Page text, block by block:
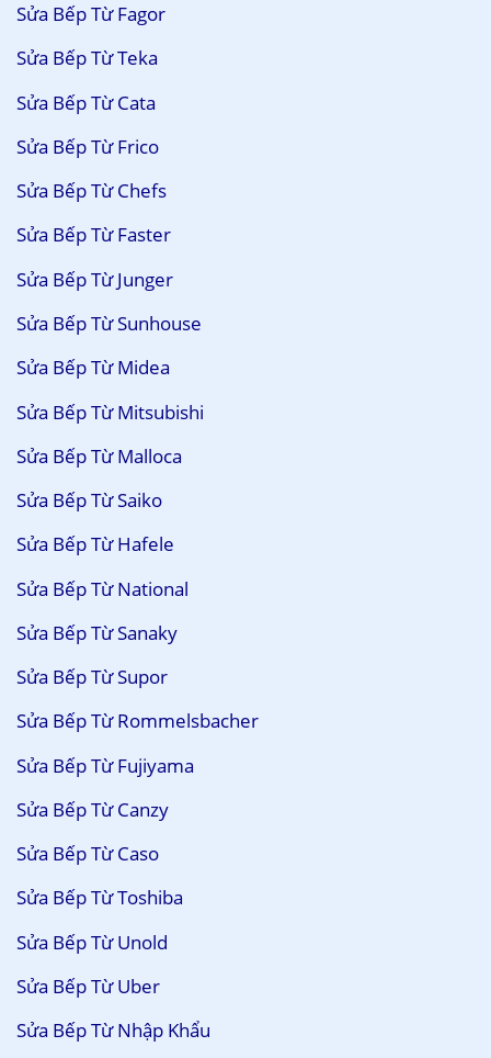
Sửa Bếp Từ Fagor
Sửa Bếp Từ Teka
Sửa Bếp Từ Cata
Sửa Bếp Từ Frico
Sửa Bếp Từ Chefs
Sửa Bếp Từ Faster
Sửa Bếp Từ Junger
Sửa Bếp Từ Sunhouse
Sửa Bếp Từ Midea
Sửa Bếp Từ Mitsubishi
Sửa Bếp Từ Malloca
Sửa Bếp Từ Saiko
Sửa Bếp Từ Hafele
Sửa Bếp Từ National
Sửa Bếp Từ Sanaky
Sửa Bếp Từ Supor
Sửa Bếp Từ Rommelsbacher
Sửa Bếp Từ Fujiyama
Sửa Bếp Từ Canzy
Sửa Bếp Từ Caso
Sửa Bếp Từ Toshiba
Sửa Bếp Từ Unold
Sửa Bếp Từ Uber
Sửa Bếp Từ Nhập Khẩu